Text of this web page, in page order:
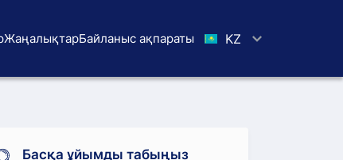
ЖаңалықтарБайланыс ақпараты KZ
Басқа ұйымды табыңыз